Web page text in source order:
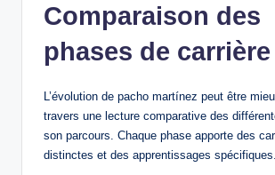
Comparaison des
phases de carrière
L’évolution de pacho martínez peut être
travers une lecture comparative des
son parcours. Chaque phase apporte des
distinctes et des apprentissages spécifiques.